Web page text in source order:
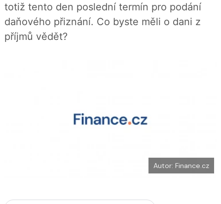
a
e
totiž tento den poslední termín pro podání
daňového přiznání. Co byste měli o dani z
příjmů vědět?
Autor: Finance.cz